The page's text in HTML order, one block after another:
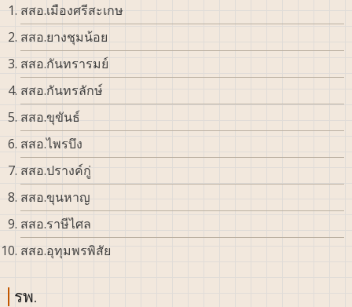
สสอ.เมืองศรีสะเกษ
สสอ.ยางชุมน้อย
สสอ.กันทรารมย์
สสอ.กันทรลักษ์
สสอ.ขุขันธ์
สสอ.ไพรบึง
สสอ.ปรางค์กู่
สสอ.ขุนหาญ
สสอ.ราษีไศล
สสอ.อุทุมพรพิสัย
รพ.